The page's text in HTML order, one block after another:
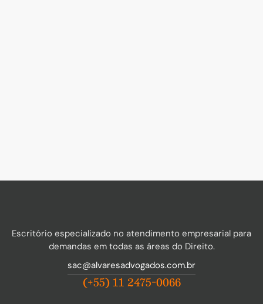
Escritório especializado no atendimento empresarial para
demandas em todas as áreas do Direito.
sac@alvaresadvogados.com.br
(+55) 11 2475-0066